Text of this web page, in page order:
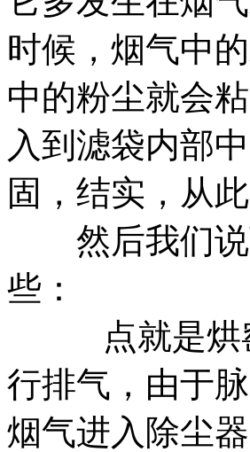
时候，烟气中
中的粉尘就会
入到滤袋内部
固，结实，从
然后我们说
些：
点就是烘窑
行排气，由于
烟气进入除尘